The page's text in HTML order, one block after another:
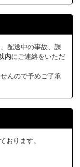
配送中の事故、誤
内にご連絡をいただ
んので予めご了承
おります。